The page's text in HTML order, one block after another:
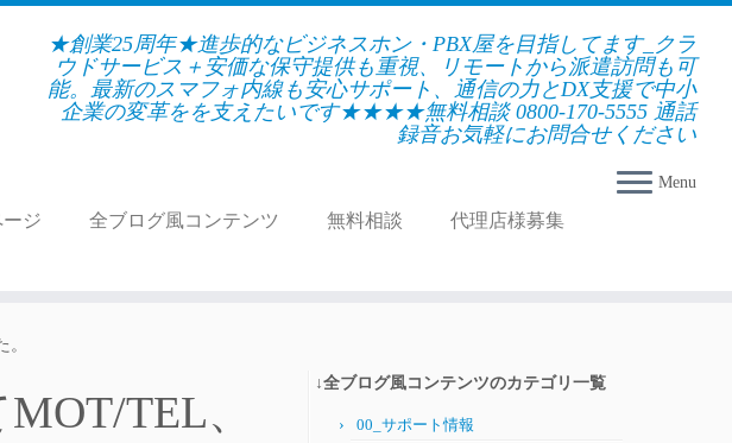
★創業25周年★進歩的なビジネスホン・PBX屋を目指してます_クラ
ウドサービス＋安価な保守提供も重視、リモートから派遣訪問も可
能。最新のスマフォ内線も安心サポート、通信の力とDX支援で中小
企業の変革をを支えたいです★★★★無料相談 0800-170-5555 通話
録音お気軽にお問合せください
Menu
ジ 全ブログ風コンテンツ 無料相談
代理店様募集
TEL、
↓全ブログ風コンテンツのカテゴリ一覧
00_サポート情報